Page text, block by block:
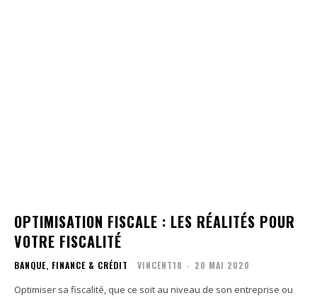
OPTIMISATION FISCALE : LES RÉALITÉS POUR
VOTRE FISCALITÉ
BANQUE, FINANCE & CRÉDIT VINCENT18 - 20 MAI 2020
Optimiser sa fiscalité, que ce soit au niveau de son entreprise ou